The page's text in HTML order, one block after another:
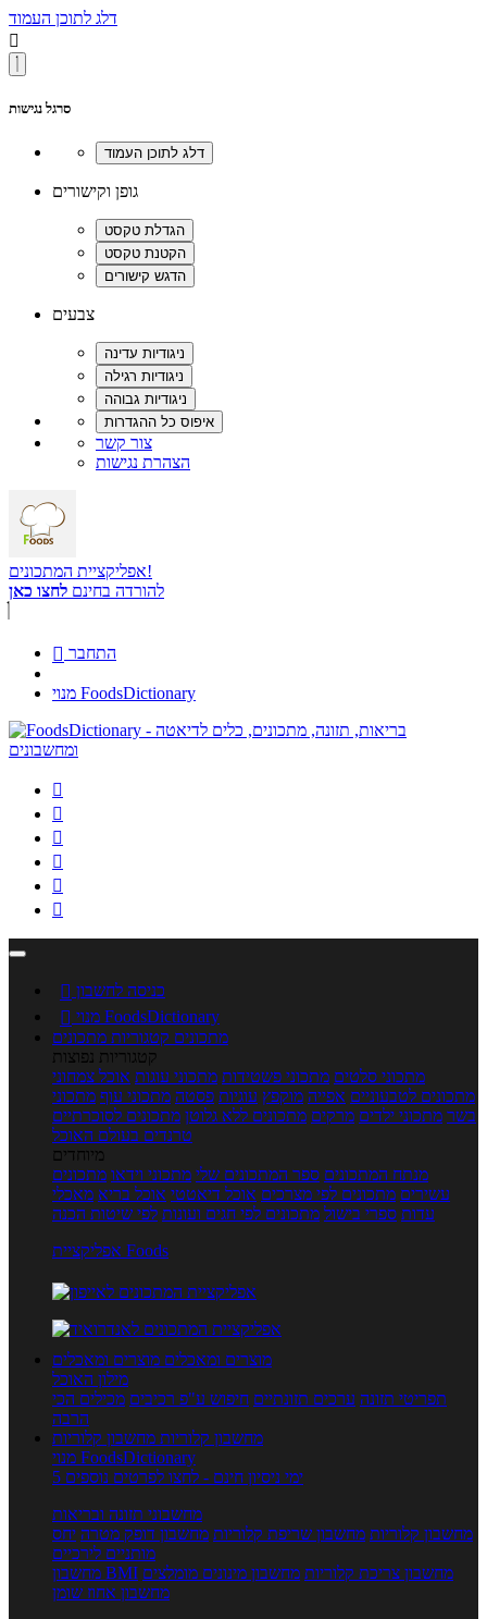
דלג לתוכן העמוד

סרגל נגישות
גופן וקישורים
צבעים
צור קשר
הצהרת נגישות
אפליקציית המתכונים!
להורדה בחינם לחצו כאן
 התחבר
מנוי FoodsDictionary






 כניסה לחשבון

מנוי FoodsDictionary
מתכונים קטגוריות מתכונים
קטגוריות נפוצות
מתכוני סלטים מתכוני פשטידות מתכוני עוגות אוכל צמחוני
מתכונים לטבעוניים אפייה מוקפץ עוגיות פסטה מתכוני עוף מתכוני
בשר מתכוני ילדים מרקים מתכונים ללא גלוטן מתכונים לסוכרתיים
טרנדים בעולם האוכל
מיוחדים
מנתח המתכונים ספר המתכונים שלי מתכוני וידאו מתכונים
עשירים מתכונים לפי מצרכים אוכל דיאטטי אוכל בריא מאכלי
עדות ספרי בישול מתכונים לפי חגים ועונות לפי שיטות הכנה
אפליקציית Foods
מוצרים ומאכלים מוצרים ומאכלים
מילון האוכל
תפריטי תזונה ערכים תזונתיים חיפוש ע"פ רכיבים מכילים הכי
הרבה
מחשבון קלוריות מחשבון קלוריות
מנוי FoodsDictionary
5 ימי ניסיון חינם - לחצו לפרטים נוספים
מחשבוני תזונה ובריאות
מחשבון קלוריות מחשבון שריפת קלוריות מחשבון דופק מטרה יחס
מותניים לירכיים
מחשבון BMI
מחשבון צריכת קלוריות מחשבון מינונים מומלצים
מחשבון אחוז שומן